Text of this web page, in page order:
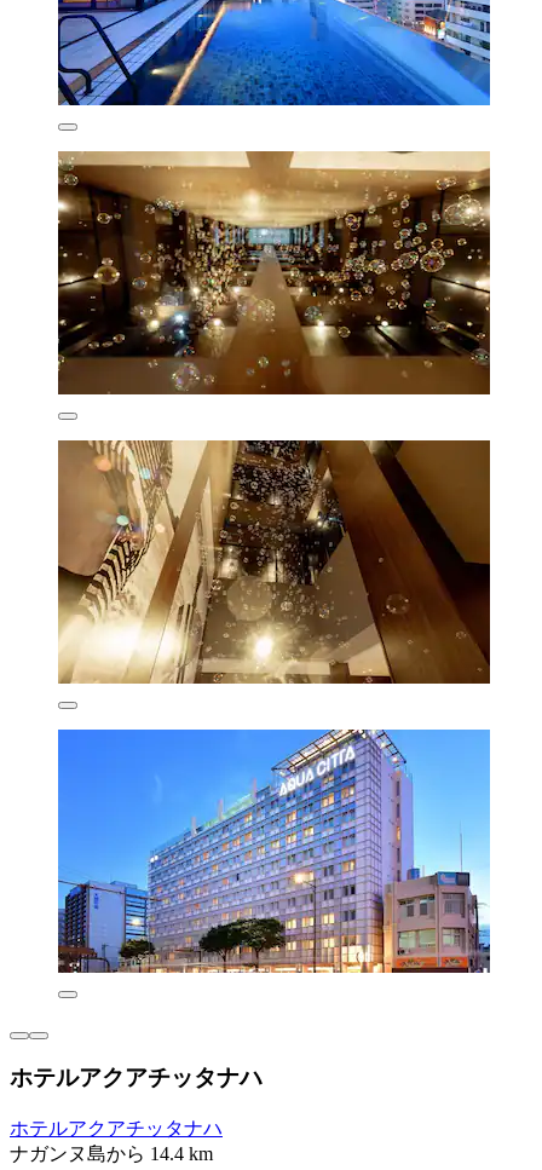
ホテルアクアチッタナハ
ホテルアクアチッタナハ
ナガンヌ島から 14.4 km